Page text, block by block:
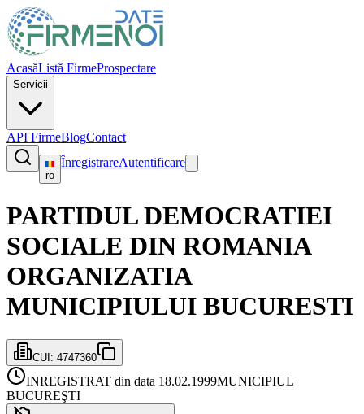
AcasăListă FirmeProspectare
Servicii
API FirmeBlogContact
ro
ÎnregistrareAutentificare
PARTIDUL DEMOCRATIEI
SOCIALE DIN ROMANIA
ORGANIZATIA
MUNICIPIULUI BUCURESTI
CUI: 4747360
INREGISTRAT din data 18.02.1999MUNICIPIUL
BUCUREŞTI